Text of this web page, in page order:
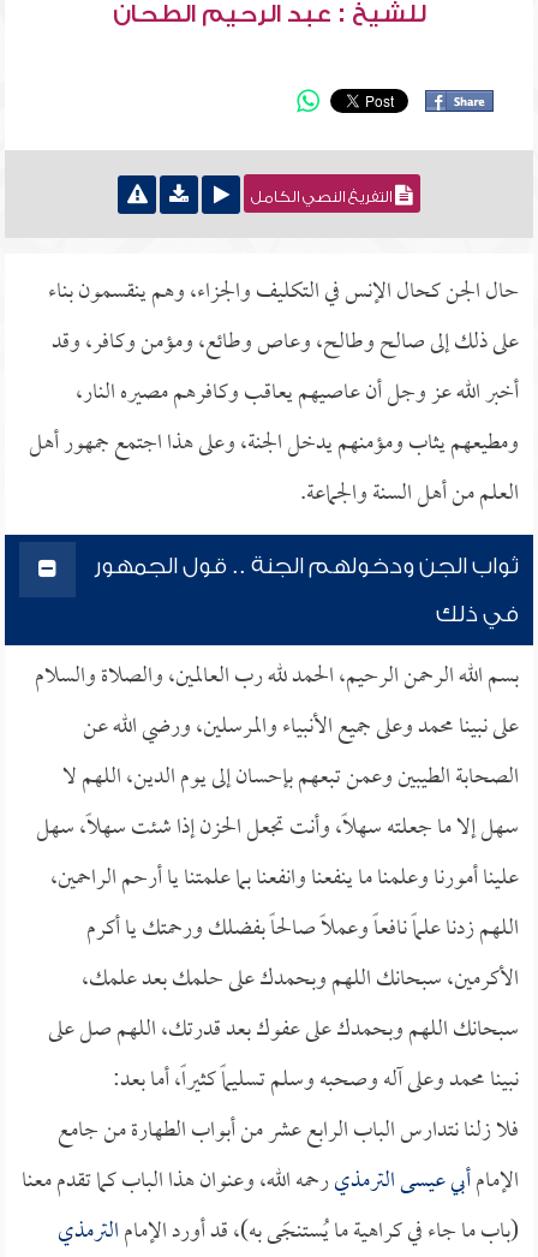
للشيخ : عبد الرحيم الطحان
التفريغ النصي الكامل
حال الجن كحال الإنس في التكليف والجزاء، وهم ينقسمون بناء
على ذلك إلى صالح وطالح، وعاص وطائع، ومؤمن وكافر، وقد
أخبر الله عز وجل أن عاصيهم يعاقب وكافرهم مصيره النار،
ومطيعهم يثاب ومؤمنهم يدخل الجنة، وعلى هذا اجتمع جمهور أهل
العلم من أهل السنة والجماعة.
ثواب الجن ودخولهم الجنة .. قول الجمهور
في ذلك
بسم الله الرحمن الرحيم، الحمد لله رب العالمين، والصلاة والسلام
على نبينا محمد وعلى جميع الأنبياء والمرسلين، ورضي الله عن
الصحابة الطيبين وعمن تبعهم بإحسان إلى يوم الدين، اللهم لا
سهل إلا ما جعلته سهلاً، وأنت تجعل الحزن إذا شئت سهلاً، سهل
علينا أمورنا وعلمنا ما ينفعنا وانفعنا بما علمتنا يا أرحم الراحمين،
اللهم زدنا علماً نافعاً وعملاً صالحاً بفضلك ورحمتك يا أكرم
الأكرمين، سبحانك اللهم وبحمدك على حلمك بعد علمك،
سبحانك اللهم وبحمدك على عفوك بعد قدرتك، اللهم صل على
نبينا محمد وعلى آله وصحبه وسلم تسليماً كثيراً، أما بعد:
فلا زلنا نتدارس الباب الرابع عشر من أبواب الطهارة من جامع
الإمامأبي عيسى الترمذيرحمه الله، وعنوان هذا الباب كما تقدم معنا
(باب ما جاء في كراهية ما يُستنجَى به)، قد أورد الإمامالترمذي